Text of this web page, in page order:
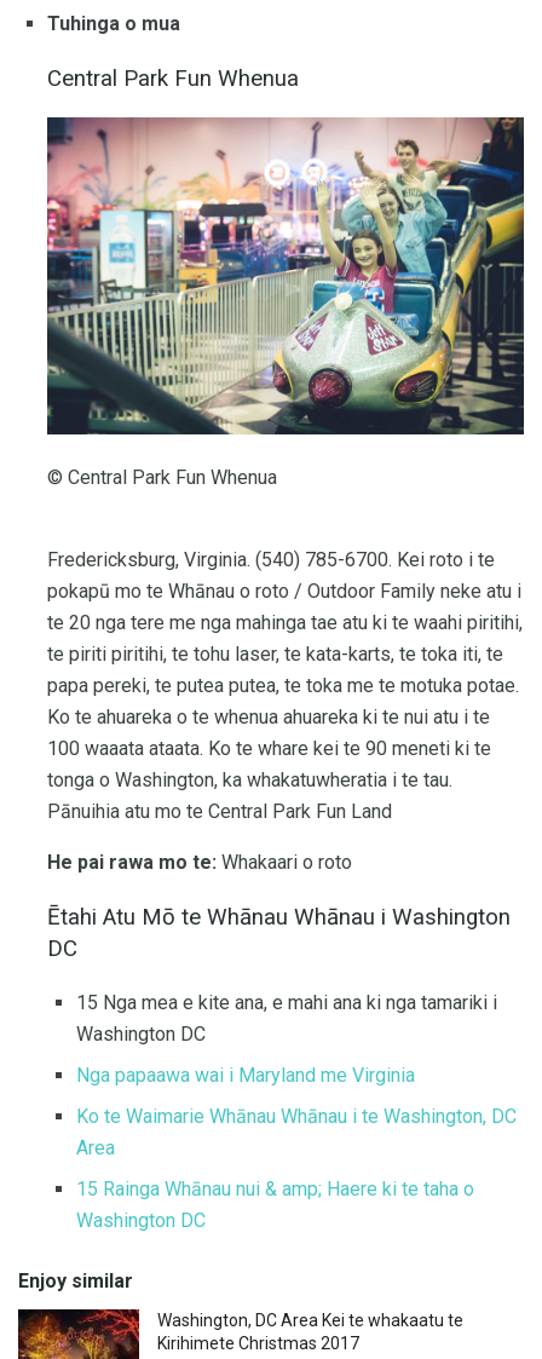
Tuhinga o mua
Central Park Fun Whenua
© Central Park Fun Whenua
Fredericksburg, Virginia. (540) 785-6700. Kei roto i te
pokapū mo te Whānau o roto / Outdoor Family neke atu i
te 20 nga tere me nga mahinga tae atu ki te waahi piritihi,
te piriti piritihi, te tohu laser, te kata-karts, te toka iti, te
papa pereki, te putea putea, te toka me te motuka potae.
Ko te ahuareka o te whenua ahuareka ki te nui atu i te
100 waaata ataata. Ko te whare kei te 90 meneti ki te
tonga o Washington, ka whakatuwheratia i te tau.
Pānuihia atu mo te Central Park Fun Land
He pai rawa mo te: Whakaari o roto
Ētahi Atu Mō te Whānau Whānau i Washington
DC
15 Nga mea e kite ana, e mahi ana ki nga tamariki i
Washington DC
Nga papaawa wai i Maryland me Virginia
Ko te Waimarie Whānau Whānau i te Washington, DC
Area
15 Rainga Whānau nui & amp; Haere ki te taha o
Washington DC
Enjoy similar
Washington, DC Area Kei te whakaatu te
Kirihimete Christmas 2017